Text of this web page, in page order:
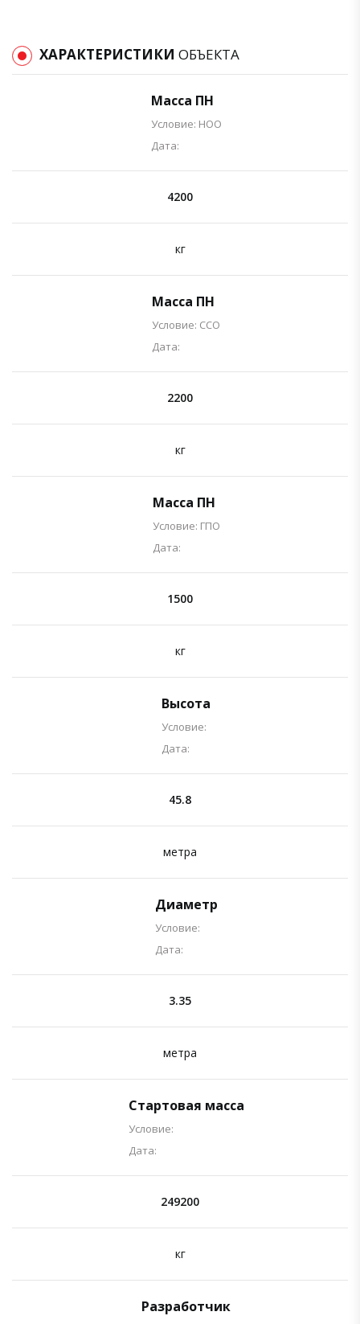
ХАРАКТЕРИСТИКИ ОБЪЕКТА
Масса ПН
Условие: НОО
Дата:
4200
кг
Масса ПН
Условие: ССО
Дата:
2200
кг
Масса ПН
Условие: ГПО
Дата:
1500
кг
Высота
Условие:
Дата:
45.8
метра
Диаметр
Условие:
Дата:
3.35
метра
Стартовая масса
Условие:
Дата:
249200
кг
Разработчик